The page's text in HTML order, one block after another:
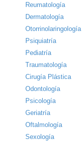
Reumatología
Dermatología
Otorrinolaringología
Psiquiatría
Pediatría
Traumatología
Cirugía Plástica
Odontología
Psicología
Geriatría
Oftalmología
Sexología